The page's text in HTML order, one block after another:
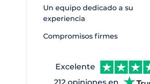
Buzet-sur-Baïse
Carcassonne
Castelnaudary
Un equipo dedicado a su
experiencia
Compromisos firmes
Excelente